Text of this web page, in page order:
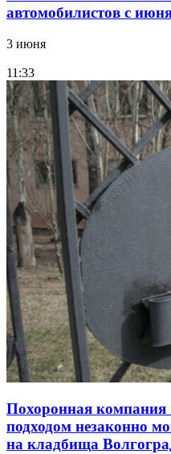
автомобилистов с
3 июня
11:33
Похоронная
подходом незаконно
на кладбища